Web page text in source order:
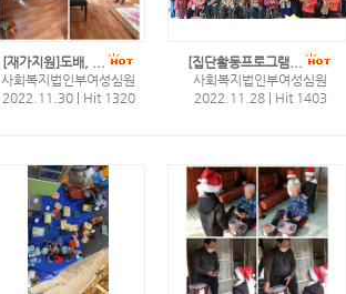
[재가지원]도배, ...
사회복지법인부여성심원
2022.11.30
Hit 1320
[집단활동프로그램...
사회복지법인부여성심원
2022.11.28
Hit 1403